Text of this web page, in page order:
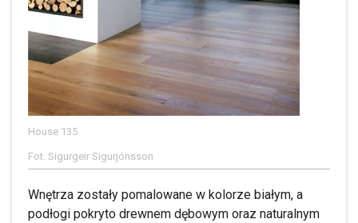
House 135
Fot. Sigurgeir Sigurjónsson
Wnętrza zostały pomalowane w kolorze białym, a
podłogi pokryto drewnem dębowym oraz naturalnym